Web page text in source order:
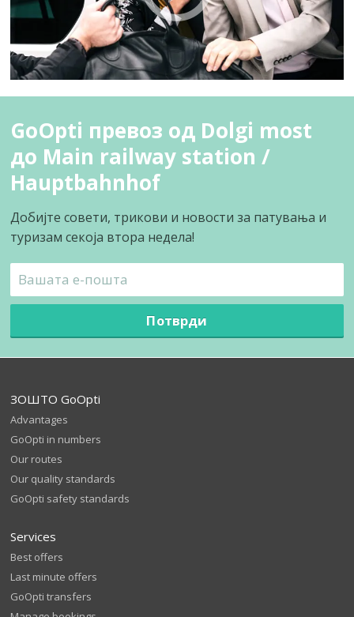
GoOpti превоз од Dolgi most
до Main railway station /
Hauptbahnhof
Добијте совети, трикови и новости за патувања и
туризам секоја втора недела!
Потврди
ЗОШТО GoOpti
Advantages
GoOpti in numbers
Our routes
Our quality standards
GoOpti safety standards
Services
Best offers
Last minute offers
GoOpti transfers